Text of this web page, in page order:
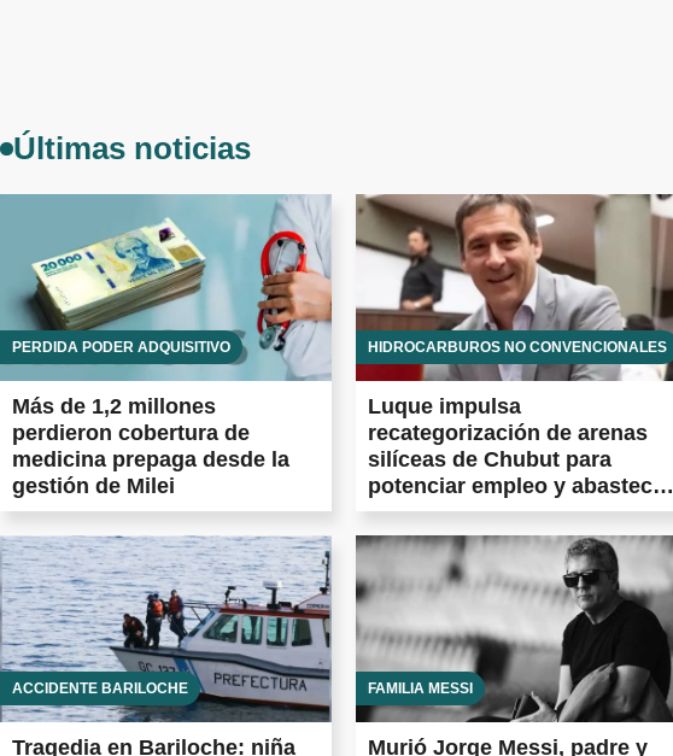
Últimas noticias
PÉRDIDA PODER ADQUISITIVO
Más de 1,2 millones
perdieron cobertura de
medicina prepaga desde la
gestión de Milei
HIDROCARBUROS NO CONVENCIONALES
Luque impulsa
recategorización de arenas
silíceas de Chubut para
potenciar empleo y abastecer
Vaca Muerta
ACCIDENTE BARILOCHE
Tragedia en Bariloche: niña
FAMILIA MESSI
Murió Jorge Messi, padre y